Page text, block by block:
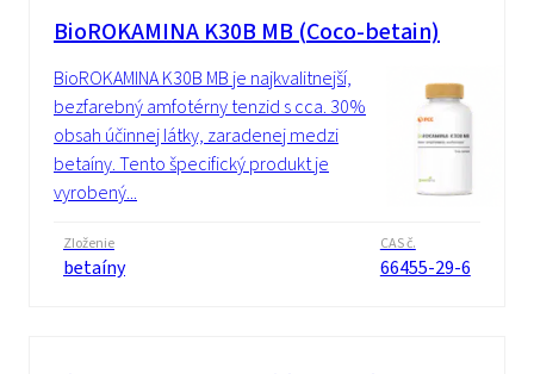
BioROKAMINA K30B MB (Coco-betain)
BioROKAMINA K30B MB je najkvalitnejší,
bezfarebný amfotérny tenzid s cca. 30%
obsah účinnej látky, zaradenej medzi
betaíny. Tento špecifický produkt je
vyrobený...
Zloženie
betaíny
CAS č.
66455-29-6